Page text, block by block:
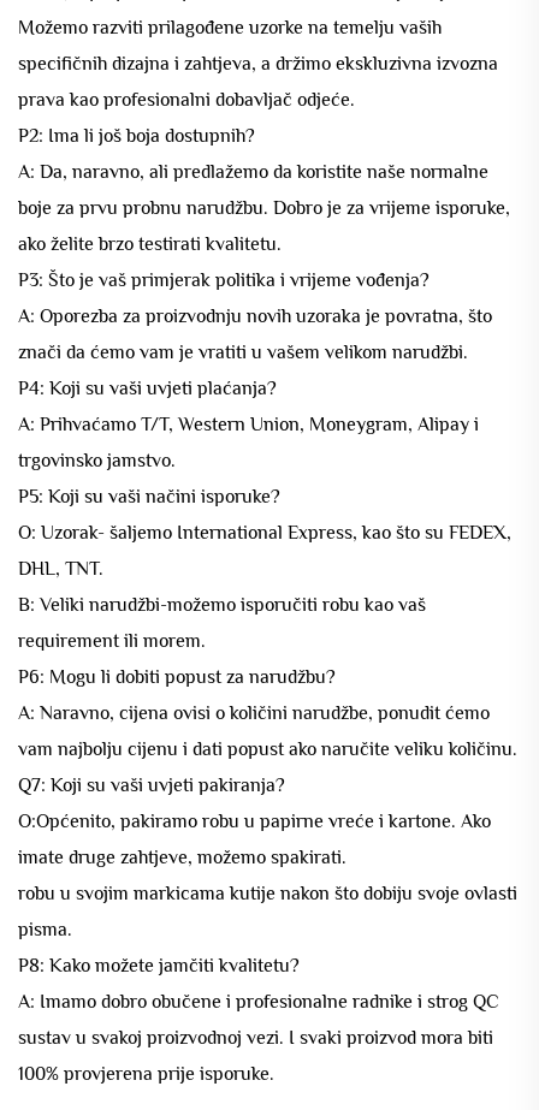
Možemo razviti prilagođene uzorke na temelju vaših
specifičnih dizajna i zahtjeva, a držimo ekskluzivna izvozna
prava kao profesionalni dobavljač odjeće.
P2: Ima li još boja dostupnih?
A: Da, naravno, ali predlažemo da koristite naše normalne
boje za prvu probnu narudžbu. Dobro je za vrijeme isporuke,
ako želite brzo testirati kvalitetu.
P3: Što je vaš primjerak politika i vrijeme vođenja?
A: Oporezba za proizvodnju novih uzoraka je povratna, što
znači da ćemo vam je vratiti u vašem velikom narudžbi.
P4: Koji su vaši uvjeti plaćanja?
A: Prihvaćamo T/T, Western Union, Moneygram, Alipay i
trgovinsko jamstvo.
P5: Koji su vaši načini isporuke?
O: Uzorak- šaljemo International Express, kao što su FEDEX,
DHL, TNT.
B: Veliki narudžbi-možemo isporučiti robu kao vaš
requirement ili morem.
P6: Mogu li dobiti popust za narudžbu?
A: Naravno, cijena ovisi o količini narudžbe, ponudit ćemo
vam najbolju cijenu i dati popust ako naručite veliku količinu.
Q7: Koji su vaši uvjeti pakiranja?
O:Općenito, pakiramo robu u papirne vreće i kartone. Ako
imate druge zahtjeve, možemo spakirati.
robu u svojim markicama kutije nakon što dobiju svoje ovlasti
pisma.
P8: Kako možete jamčiti kvalitetu?
A: Imamo dobro obučene i profesionalne radnike i strog QC
sustav u svakoj proizvodnoj vezi. I svaki proizvod mora biti
100% provjerena prije isporuke.